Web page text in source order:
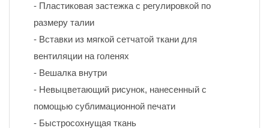
- Пластиковая застежка с регулировкой по
размеру талии
- Вставки из мягкой сетчатой ткани для
вентиляции на голенях
- Вешалка внутри
- Невыцветающий рисунок, нанесенный с
помощью сублимационной печати
- Быстросохнущая ткань